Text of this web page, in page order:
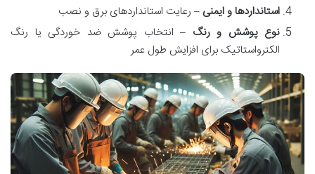
استانداردها و ایمنی – رعایت استانداردهای برق و نصب
نوع پوشش و رنگ – انتخاب پوشش ضد خوردگی یا رنگ
الکترواستاتیک برای افزایش طول عمر